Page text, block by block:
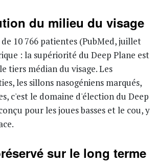
du milieu du visage
10 766 patientes (PubMed, juillet
: la supériorité du Deep Plane est
tiers médian du visage. Les
les sillons nasogéniens marqués,
c'est le domaine d'élection du Deep
pour les joues basses et le cou, y
sur le long terme